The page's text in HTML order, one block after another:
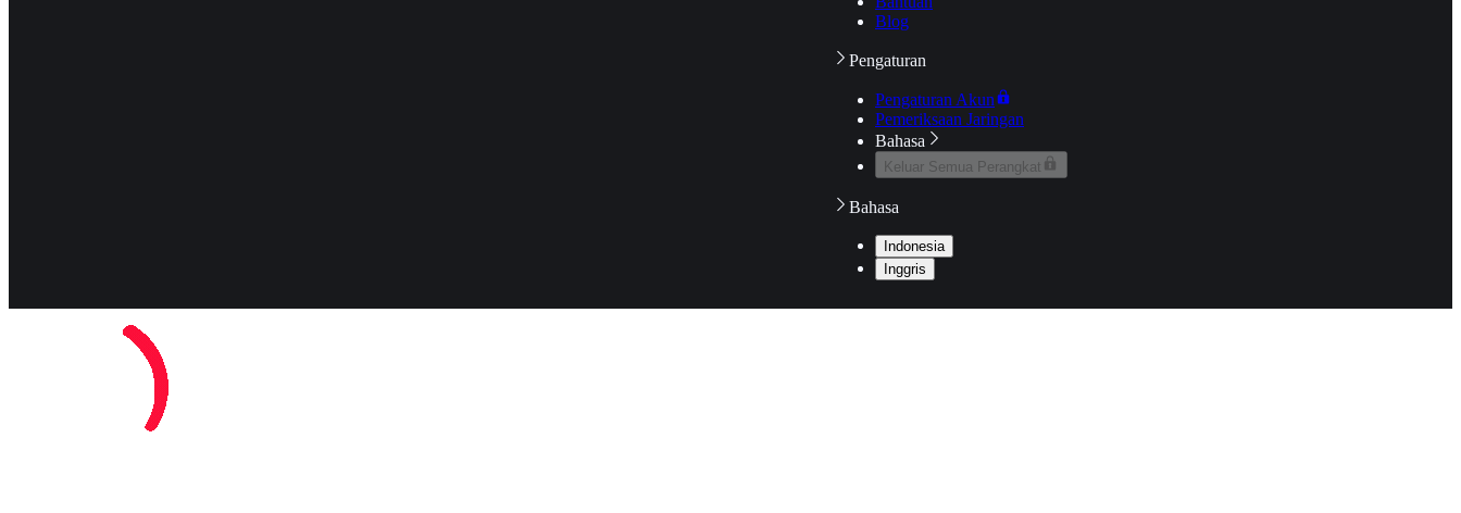
Blog
Pengaturan
Pengaturan Akun
Pemeriksaan Jaringan
Bahasa
Keluar Semua Perangkat
Bahasa
Indonesia
Inggris